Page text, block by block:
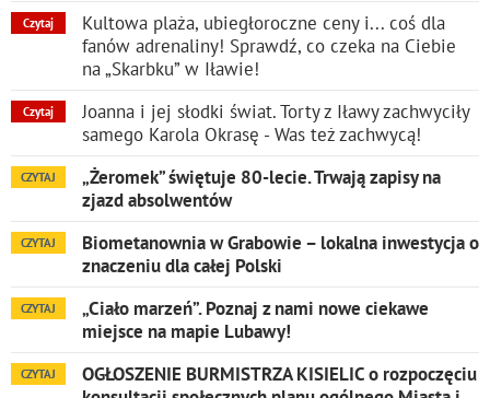
Czytaj
Kultowa plaża, ubiegłoroczne ceny i... coś dla
fanów adrenaliny! Sprawdź, co czeka na Ciebie
na „Skarbku” w Iławie!
Czytaj
Joanna i jej słodki świat. Torty z Iławy zachwyciły
samego Karola Okrasę - Was też zachwycą!
CZYTAJ
„Żeromek” świętuje 80-lecie. Trwają zapisy na
zjazd absolwentów
CZYTAJ
Biometanownia w Grabowie – lokalna inwestycja o
znaczeniu dla całej Polski
CZYTAJ
„Ciało marzeń”. Poznaj z nami nowe ciekawe
miejsce na mapie Lubawy!
CZYTAJ
OGŁOSZENIE BURMISTRZA KISIELIC o rozpoczęciu